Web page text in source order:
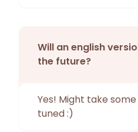
Will an english
the future?
Yes! Might take
tuned :)